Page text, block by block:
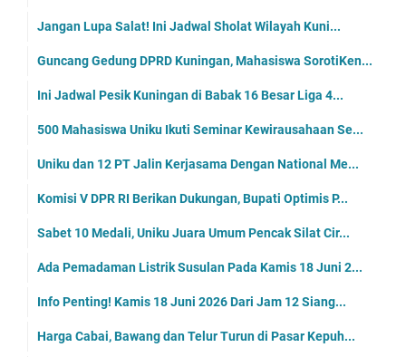
Jangan Lupa Salat! Ini Jadwal Sholat Wilayah Kuni...
Guncang Gedung DPRD Kuningan, Mahasiswa SorotiKen...
Ini Jadwal Pesik Kuningan di Babak 16 Besar Liga 4...
500 Mahasiswa Uniku Ikuti Seminar Kewirausahaan Se...
Uniku dan 12 PT Jalin Kerjasama Dengan National Me...
Komisi V DPR RI Berikan Dukungan, Bupati Optimis P...
Sabet 10 Medali, Uniku Juara Umum Pencak Silat Cir...
Ada Pemadaman Listrik Susulan Pada Kamis 18 Juni 2...
Info Penting! Kamis 18 Juni 2026 Dari Jam 12 Siang...
Harga Cabai, Bawang dan Telur Turun di Pasar Kepuh...